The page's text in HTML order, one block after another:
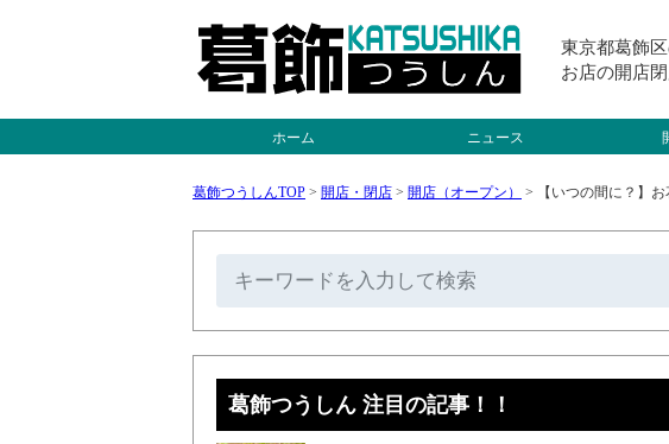
東京都葛飾
お店の開店
ホーム ニュース
葛飾つうしんTOP > 開店・閉店 > 開店（オープン） > 【いつの間に？】
葛飾つうしん 注目の記事！！